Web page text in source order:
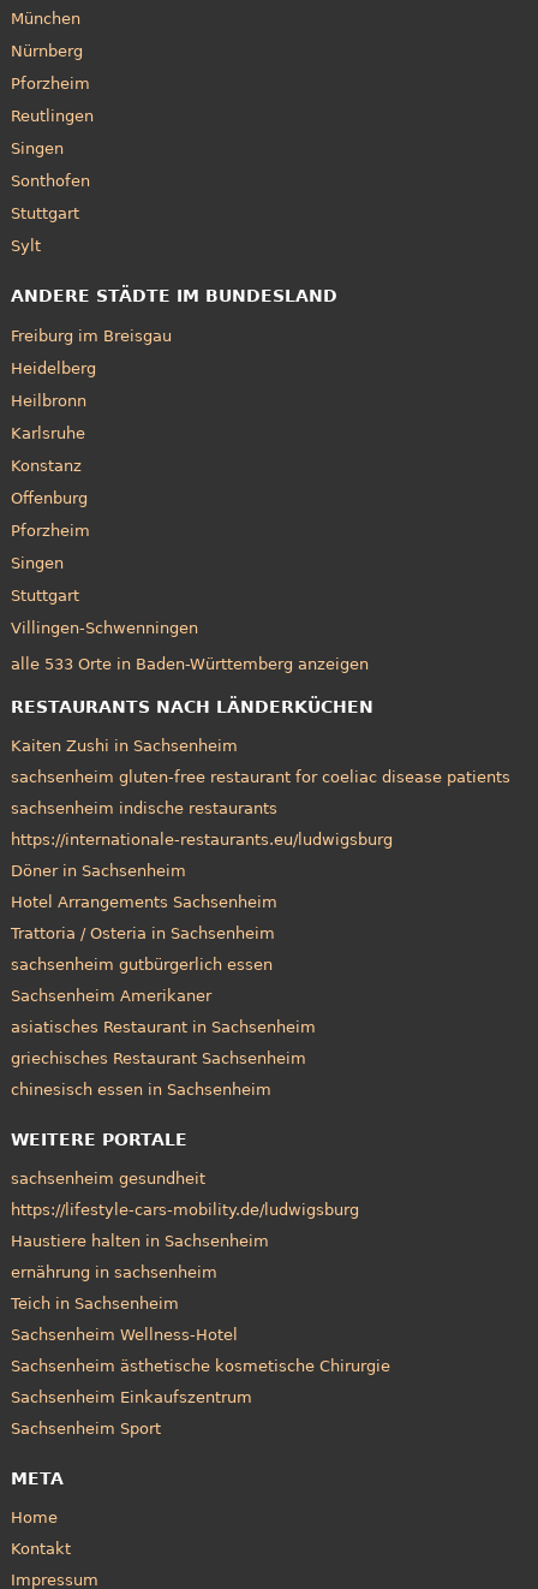
München
Nürnberg
Pforzheim
Reutlingen
Singen
Sonthofen
Stuttgart
Sylt
ANDERE STÄDTE IM BUNDESLAND
Freiburg im Breisgau
Heidelberg
Heilbronn
Karlsruhe
Konstanz
Offenburg
Pforzheim
Singen
Stuttgart
Villingen-Schwenningen
alle 533 Orte in Baden-Württemberg anzeigen
RESTAURANTS NACH LÄNDERKÜCHEN
Kaiten Zushi in Sachsenheim
sachsenheim gluten-free restaurant for coeliac disease patients
sachsenheim indische restaurants
https://internationale-restaurants.eu/ludwigsburg
Döner in Sachsenheim
Hotel Arrangements Sachsenheim
Trattoria / Osteria in Sachsenheim
sachsenheim gutbürgerlich essen
Sachsenheim Amerikaner
asiatisches Restaurant in Sachsenheim
griechisches Restaurant Sachsenheim
chinesisch essen in Sachsenheim
WEITERE PORTALE
sachsenheim gesundheit
https://lifestyle-cars-mobility.de/ludwigsburg
Haustiere halten in Sachsenheim
ernährung in sachsenheim
Teich in Sachsenheim
Sachsenheim Wellness-Hotel
Sachsenheim ästhetische kosmetische Chirurgie
Sachsenheim Einkaufszentrum
Sachsenheim Sport
META
Home
Kontakt
Impressum